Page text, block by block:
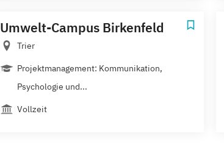
Umwelt-Campus Birkenfeld
Trier
Projektmanagement: Kommunikation,
Psychologie und...
Vollzeit